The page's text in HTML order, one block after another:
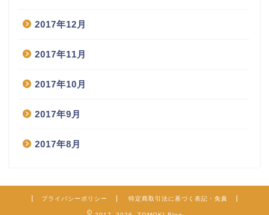
2017年12月
2017年11月
2017年10月
2017年9月
2017年8月
プライバシーポリシー 特定商取引法に基づく表記・免責